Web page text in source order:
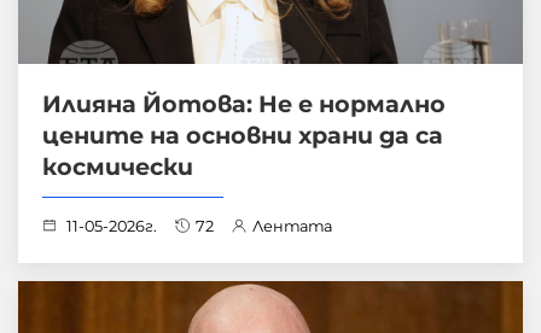
Илияна Йотова: Не е нормално
цените на основни храни да са
космически
11-05-2026г. 72 Лентата